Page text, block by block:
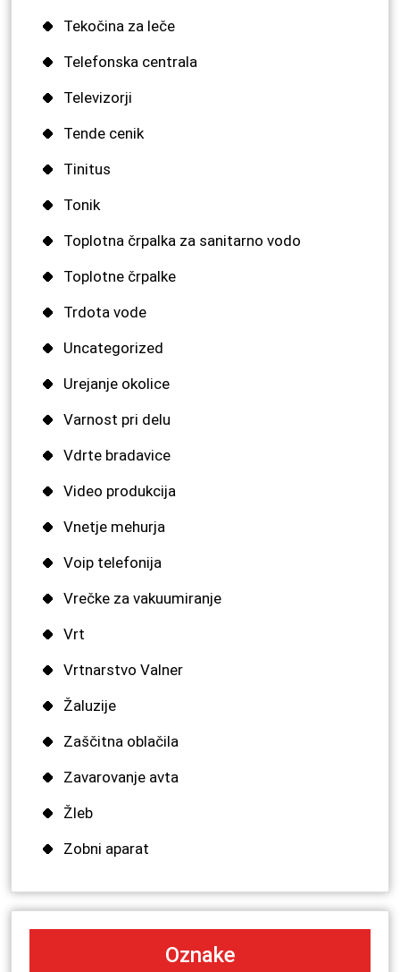
Tekočina za leče
Telefonska centrala
Televizorji
Tende cenik
Tinitus
Tonik
Toplotna črpalka za sanitarno vodo
Toplotne črpalke
Trdota vode
Uncategorized
Urejanje okolice
Varnost pri delu
Vdrte bradavice
Video produkcija
Vnetje mehurja
Voip telefonija
Vrečke za vakuumiranje
Vrt
Vrtnarstvo Valner
Žaluzije
Zaščitna oblačila
Zavarovanje avta
Žleb
Zobni aparat
Oznake